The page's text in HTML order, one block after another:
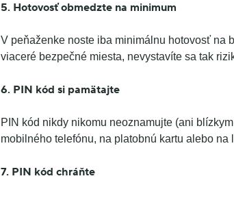
5. Hotovosť obmedzte na minimum
V peňaženke noste iba minimálnu hotovosť na
viaceré bezpečné miesta, nevystavíte sa tak
6. PIN kód si pamätajte
PIN kód nikdy nikomu neoznamujte (ani
mobilného telefónu, na platobnú kartu alebo na
7. PIN kód chráňte